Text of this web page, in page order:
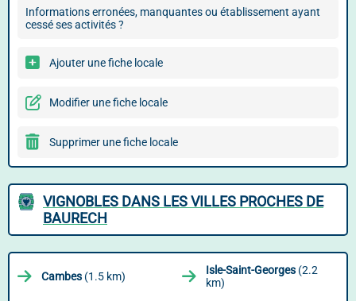
Informations erronées, manquantes ou établissement ayant
cessé ses activités ?
Ajouter une fiche locale
Modifier une fiche locale
Supprimer une fiche locale
VIGNOBLES DANS LES VILLES PROCHES DE
BAURECH
Cambes (1.5 km) Isle-Saint-Georges (2.2
km)